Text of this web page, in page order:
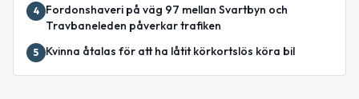
4
Fordonshaveri på väg 97 mellan Svartbyn och
Travbaneleden påverkar trafiken
5 Kvinna åtalas för att ha låtit körkortslös köra bil